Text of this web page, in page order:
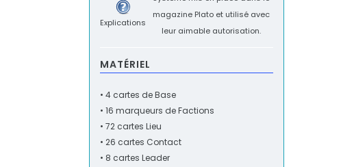
Explications
magazine Platoet utilisé avec
leur aimable autorisation.
MATÉRIEL
• 4 cartes de Base
• 16 marqueurs de Factions
• 72 cartes Lieu
• 26 cartes Contact
• 8 cartes Leader